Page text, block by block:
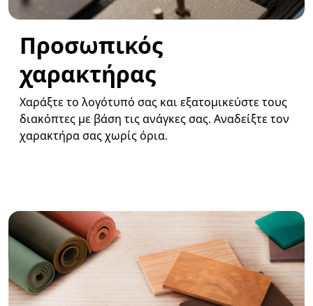
Προσωπικός
χαρακτήρας
Χαράξτε το λογότυπό σας και εξατομικεύστε τους
διακόπτες με βάση τις ανάγκες σας. Αναδείξτε τον
χαρακτήρα σας χωρίς όρια.